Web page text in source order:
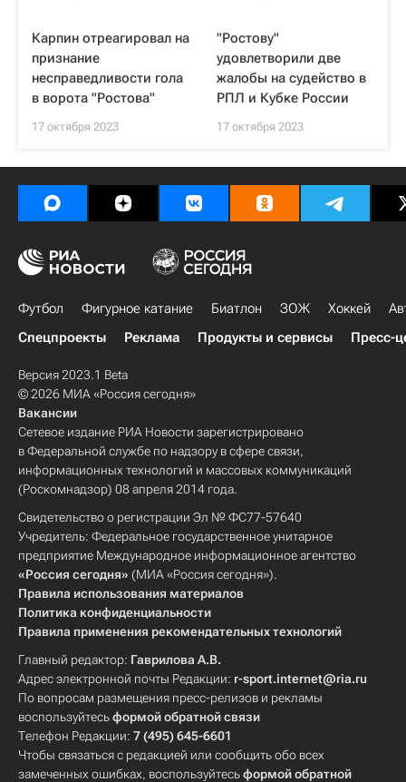
Карпин отреагировал на
признание
несправедливости гола
в ворота "Ростова"
17 октября 2023
"Ростову"
удовлетворили две
жалобы на судейство в
РПЛ и Кубке России
17 октября 2023
Футбол Фигурное катание Биатлон ЗОЖ Хоккей
Спецпроекты
Реклама Продукты и сервисы Пресс-
Версия 2023.1 Beta
© 2026 МИА «Россия сегодня»
Вакансии
Сетевое издание РИА Новости зарегистрировано
в Федеральной службе по надзору в сфере связи,
информационных технологий и массовых коммуникаций
(Роскомнадзор) 08 апреля 2014 года.
Свидетельство о регистрации Эл № ФС77-57640
Учредитель: Федеральное государственное унитарное
предприятие Международное информационное агентство
«Россия сегодня» (МИА «Россия сегодня»).
Правила использования материалов
Политика конфиденциальности
Правила применения рекомендательных технологий
Главный редактор: Гаврилова А.В.
Адрес электронной почты Редакции: r-sport.internet@ria.ru
По вопросам размещения пресс-релизов и рекламы
воспользуйтесьформой обратной связи
Телефон Редакции: 7 (495) 645-6601
Чтобы связаться с редакцией или сообщить обо всех
замеченных ошибках, воспользуйтесьформой обратной